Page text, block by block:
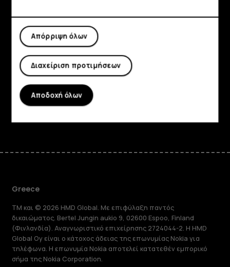
Εξερευνήστε
Πληροφορίες
Planet and people
Υποστήριξη
Greece
TM και © 2026 HMD Global. Με επιφύλαξη παντός
δικαιώματος. Bertel Jungin aukio 9, 02600 Espoo, Finland
(Φινλανδία). Αναγνωριστικό επιχείρησης 2724044-2. Η HMD
Global Oy είναι ο κάτοχος άδειας της επωνυμίας Nokia για
τηλέφωνα. Η επωνυμία Nokia αποτελεί κατατεθέν εμπορικό
σήμα της Nokia Corporation.
Απόρριψη όλων
Διαχείριση προτιμήσεων
Αποδοχή όλων